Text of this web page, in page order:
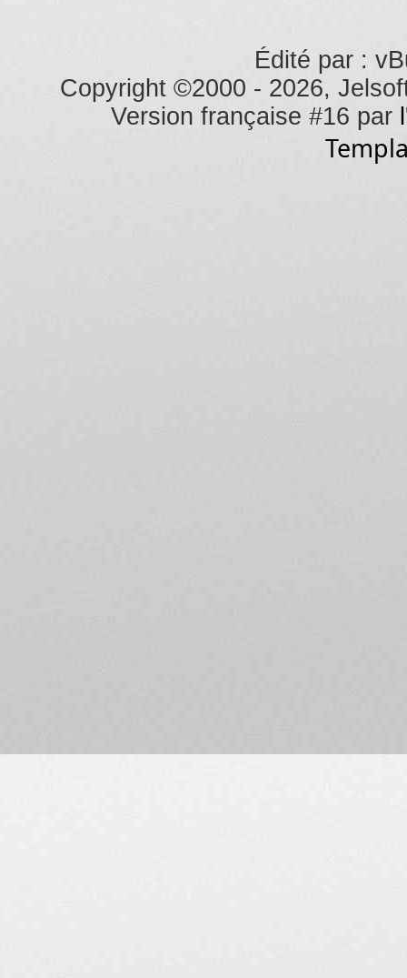
Édité par :
Copyright ©2000 - 2026,
Version française #16 par